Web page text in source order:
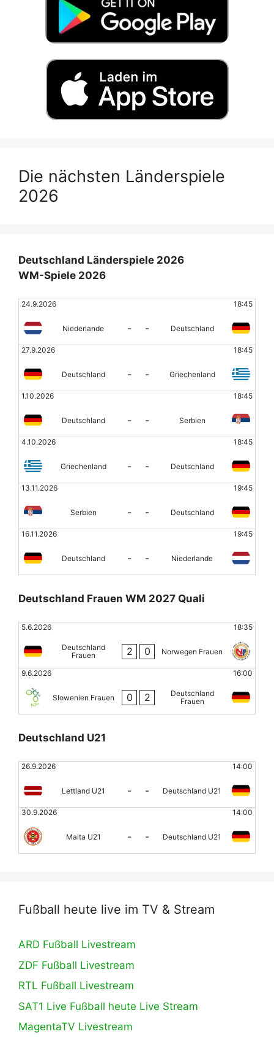
Die nächsten Länderspiele
2026
Deutschland Länderspiele 2026
WM-Spiele 2026
24.9.2026 18:45
Niederlande - - Deutschland
27.9.2026 18:45
Deutschland - - Griechenland
1.10.2026 18:45
Deutschland - - Serbien
4.10.2026 18:45
Griechenland - - Deutschland
13.11.2026 19:45
Serbien - - Deutschland
16.11.2026 19:45
Deutschland - - Niederlande
Deutschland Frauen WM 2027 Quali
5.6.2026 18:35
Deutschland
Frauen
2 0 Norwegen Frauen
9.6.2026 16:00
Slowenien Frauen 0 2
Deutschland
Frauen
Deutschland U21
26.9.2026 14:00
Lettland U21 - - Deutschland U21
30.9.2026 14:00
Malta U21 - - Deutschland U21
Fußball heute live im TV & Stream
ARD Fußball Livestream
ZDF Fußball Livestream
RTL Fußball Livestream
SAT1 Live Fußball heute Live Stream
MagentaTV Livestream